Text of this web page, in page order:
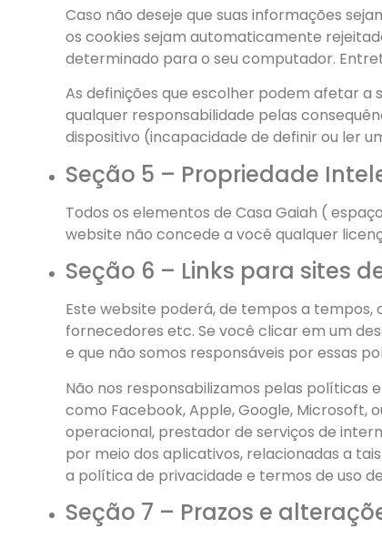
Caso não deseje que suas informações
os cookies sejam automaticamente
determinado para o seu computador.
As definições que escolher podem afetar a
qualquer responsabilidade pelas
dispositivo (incapacidade de definir ou ler
Seção 5 – Propriedade
Todos os elementos de Casa Gaiah (
website não concede a você qualquer
Seção 6 – Links para sites
Este website poderá, de tempos a
fornecedores etc. Se você clicar em um
e que não somos responsáveis por essas
Não nos responsabilizamos pelas políticas
como Facebook, Apple, Google, Microsoft,
operacional, prestador de serviços de
por meio dos aplicativos, relacionadas a
a política de privacidade e termos de uso
Seção 7 – Prazos e